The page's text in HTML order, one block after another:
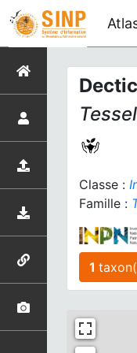
Classe :
Famille :
1